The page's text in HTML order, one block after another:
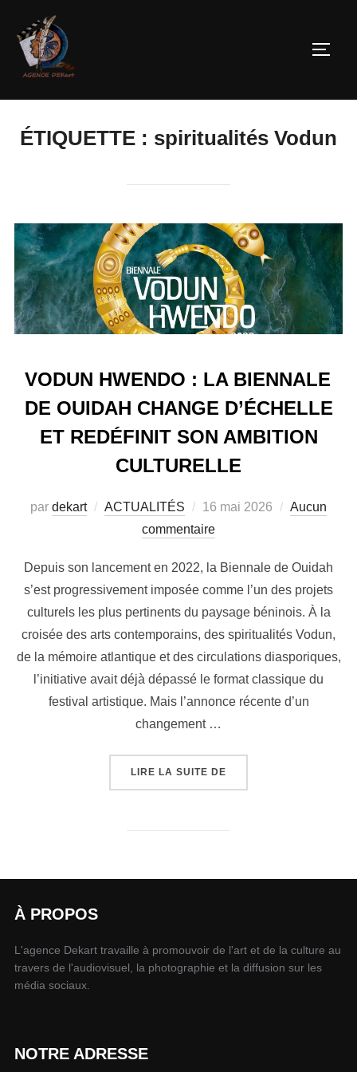
ÉTIQUETTE : spiritualités Vodun
VODUN HWENDO : LA BIENNALE
DE OUIDAH CHANGE D’ÉCHELLE
ET REDÉFINIT SON AMBITION
CULTURELLE
par dekart ACTUALITÉS 16 mai 2026
Aucun
commentaire
Depuis son lancement en 2022, la Biennale de Ouidah
s’est progressivement imposée comme l’un des projets
culturels les plus pertinents du paysage béninois. À la
croisée des arts contemporains, des spiritualités Vodun,
de la mémoire atlantique et des circulations diasporiques,
l’initiative avait déjà dépassé le format classique du
festival artistique. Mais l’annonce récente d’un
changement …
LIRE LA SUITE DE
À PROPOS
L'agence Dekart travaille à promouvoir de l'art et de la culture au
travers de l'audiovisuel, la photographie et la diffusion sur les
média sociaux.
NOTRE ADRESSE